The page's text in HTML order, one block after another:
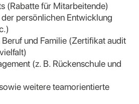
(Rabatte für Mitarbeitende)
persönlichen Entwicklung
und Familie (Zertifikat audit
(z. B. Rückenschule und
weitere teamorientierte